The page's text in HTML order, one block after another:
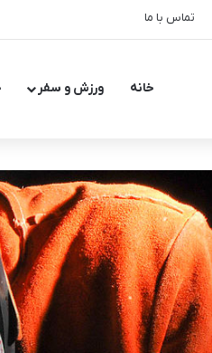
تماس با ما
خانه ورزش و سفر